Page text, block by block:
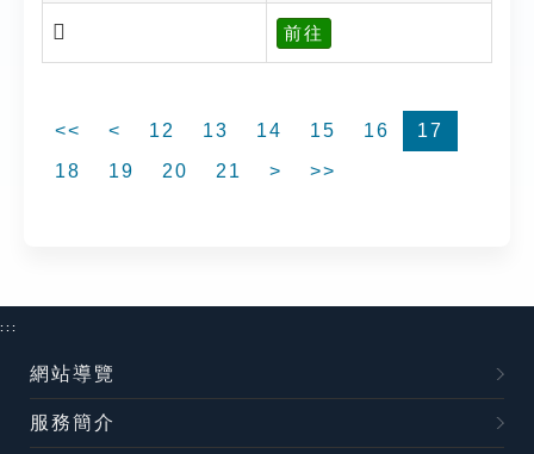
𪙏 前往
<< < 12 13 14 15 16
17
18
19 20 21 > >>
:::
網站導覽
服務簡介